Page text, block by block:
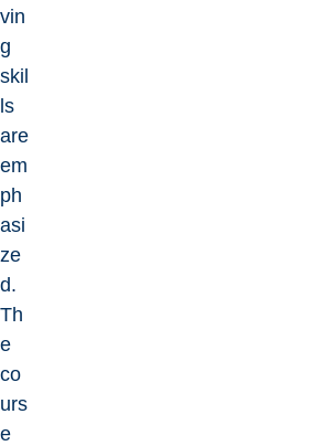
vin
g
skil
ls
are
em
ph
asi
ze
d.
Th
e
co
urs
e